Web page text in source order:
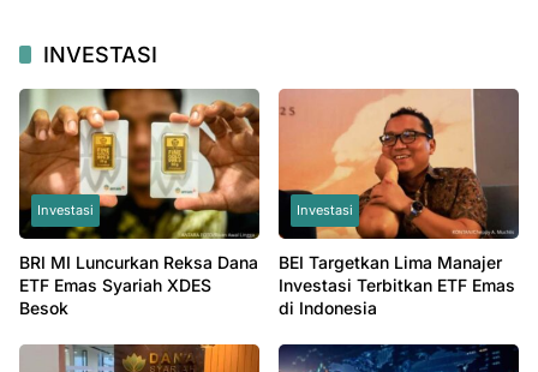
INVESTASI
Investasi
BRI MI Luncurkan Reksa Dana
ETF Emas Syariah XDES
Besok
Investasi
BEI Targetkan Lima Manajer
Investasi Terbitkan ETF Emas
di Indonesia